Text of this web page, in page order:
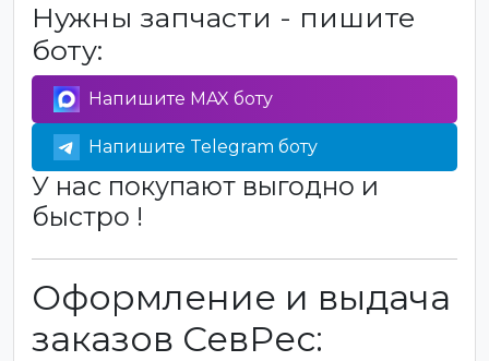
Нужны запчасти - пишите
боту:
Напишите MAX боту
Напишите Telegram боту
У нас покупают выгодно и
быстро !
Оформление и выдача
заказов СевРес: